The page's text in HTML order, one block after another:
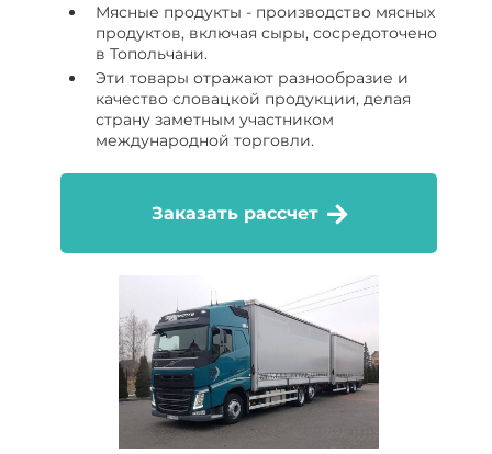
Мясные продукты - производство мясных
продуктов, включая сыры, сосредоточено
в Топольчани.
Эти товары отражают разнообразие и
качество словацкой продукции, делая
страну заметным участником
международной торговли.
Заказать рассчет